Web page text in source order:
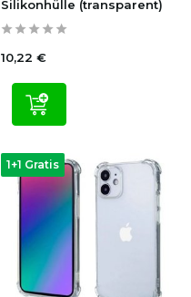
Silikonhülle (transparent)
10,22 €
1+1 Gratis